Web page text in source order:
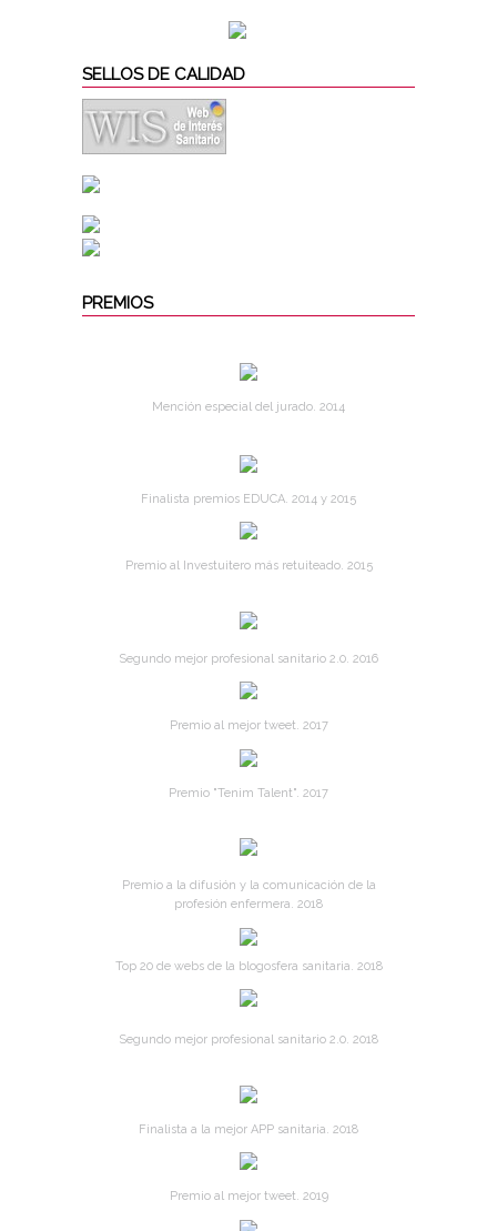
SELLOS DE CALIDAD
PREMIOS
Mención especial del jurado. 2014
Finalista premios EDUCA. 2014 y 2015
Premio al Investuitero más retuiteado. 2015
Segundo mejor profesional sanitario 2.0. 2016
Premio al mejor tweet. 2017
Premio "Tenim Talent". 2017
Premio a la difusión y la comunicación de la
profesión enfermera. 2018
Top 20 de webs de la blogosfera sanitaria. 2018
Segundo mejor profesional sanitario 2.0. 2018
Finalista a la mejor APP sanitaria. 2018
Premio al mejor tweet. 2019